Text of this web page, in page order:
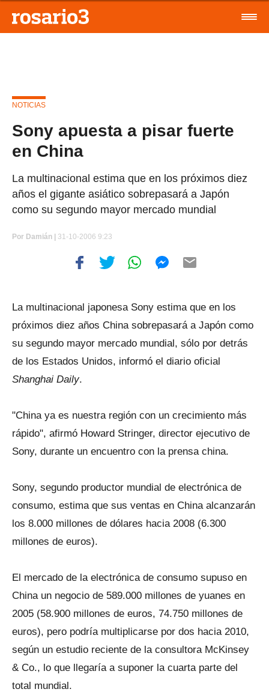
NOTICIAS
Sony apuesta a pisar fuerte
en China
La multinacional estima que en los próximos diez
años el gigante asiático sobrepasará a Japón
como su segundo mayor mercado mundial
Por Damián | 31-10-2006 9:23
La multinacional japonesa Sony estima que en los
próximos diez años China sobrepasará a Japón como
su segundo mayor mercado mundial, sólo por detrás
de los Estados Unidos, informó el diario oficial
Shanghai Daily.
"China ya es nuestra región con un crecimiento más
rápido", afirmó Howard Stringer, director ejecutivo de
Sony, durante un encuentro con la prensa china.
Sony, segundo productor mundial de electrónica de
consumo, estima que sus ventas en China alcanzarán
los 8.000 millones de dólares hacia 2008 (6.300
millones de euros).
El mercado de la electrónica de consumo supuso en
China un negocio de 589.000 millones de yuanes en
2005 (58.900 millones de euros, 74.750 millones de
euros), pero podría multiplicarse por dos hacia 2010,
según un estudio reciente de la consultora McKinsey
& Co., lo que llegaría a suponer la cuarta parte del
total mundial.